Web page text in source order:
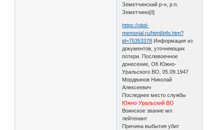
Земетчинский р-н, р.п.
Земетчино[/i]
https://obd-
memorial.ru/html/info.htm?
id=75353378 Информация из
документов, уточняющих
потери. Послевоенное
донесение, ОК Южно-
Уральского ВО, 05.09.1947
Мордвинов Николай
Алексеевич
Последнее место службы
Южно-Уральский ВО
Воинское звание мл.
лейтенант
Причина выбытия убит